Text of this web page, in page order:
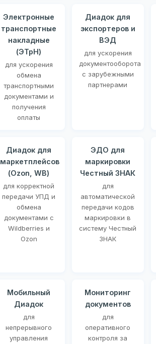
Электронные
транспортные
накладные
(ЭТрН)
для ускорения
обмена
транспортными
документами и
получения
оплаты
Диадок для
экспортеров и
ВЭД
для ускорения
документооборота
с зарубежными
партнерами
Диадок для
маркетплейсов
(Ozon, WB)
для корректной
передачи УПД и
обмена
документами с
Wildberries и
Ozon
ЭДО для
маркировки
Честный ЗНАК
для
автоматической
передачи кодов
маркировки в
систему Честный
ЗНАК
Мобильный
Диадок
для
непрерывного
управления
Мониторинг
документов
для
оперативного
контроля за